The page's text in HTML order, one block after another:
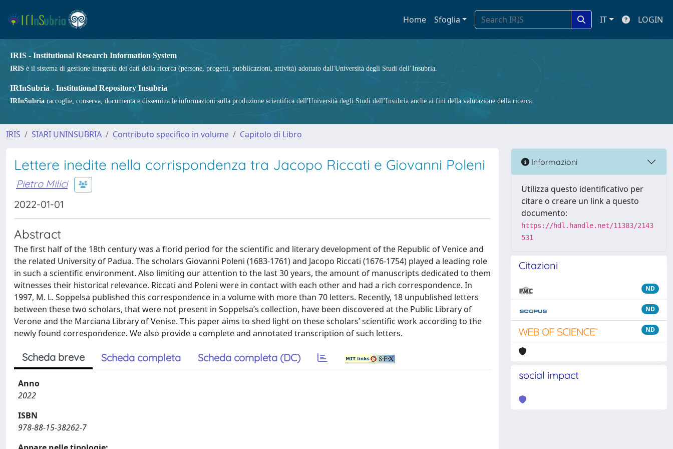
Home Sfoglia IT LOGIN
IRIS - Institutional Research Information System
IRIS è il sistema di gestione integrata dei dati della ricerca (persone, progetti, pubblicazioni, attività) adottato dall'Università degli Studi dell’Insubria.
IRInSubria - Institutional Repository Insubria
IRInSubria raccoglie, conserva, documenta e dissemina le informazioni sulla produzione scientifica dell'Università degli Studi dell’Insubria anche ai fini della valutazione della ricerca.
IRIS SIARI UNINSUBRIA Contributo specifico in volume Capitolo di Libro
Lettere inedite nella corrispondenza tra Jacopo Riccati e Giovanni Poleni
Pietro Milici
2022-01-01
Abstract
The first half of the 18th century was a florid period for the scientific and literary development of the Republic of Venice and
the related University of Padua. The scholars Giovanni Poleni (1683-1761) and Jacopo Riccati (1676-1754) played a leading role
in such a scientific environment. Also limiting our attention to the last 30 years, the amount of manuscripts dedicated to them
witnesses their historical relevance. Riccati and Poleni were in contact with each other and had a rich correspondence. In
1997, M. L. Soppelsa published this correspondence in a volume with more than 70 letters. Recently, 18 unpublished letters
between these two scholars, that were not present in Soppelsa’s collection, have been discovered at the Public Library of
Verone and the Marciana Library of Venise. This paper aims to shed light on these scholars’ scientific work according to the
newly found correspondence. We also provide a complete and annotated transcription of such letters.
Scheda breve Scheda completa Scheda completa (DC)
Anno
2022
ISBN
978-88-15-38262-7
Informazioni
Utilizza questo identificativo per
citare o creare un link a questo
documento:
https://hdl.handle.net/11383/2143
531
Citazioni
ND
ND
ND
social impact